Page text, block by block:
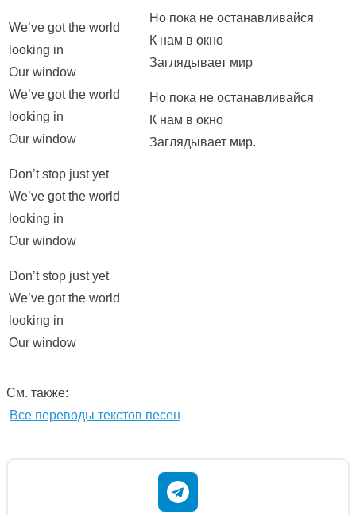
We’ve got the world
looking in
Our window
We’ve got the world
looking in
Our window
Don’t stop just yet
We’ve got the world
looking in
Our window
Don’t stop just yet
We’ve got the world
looking in
Our window
Но пока не останавливайся
К нам в окно
Заглядывает мир
Но пока не останавливайся
К нам в окно
Заглядывает мир.
См. также:
Все переводы текстов песен